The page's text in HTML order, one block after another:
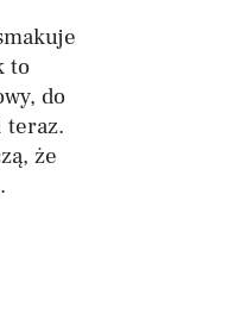
to
do
teraz.
że